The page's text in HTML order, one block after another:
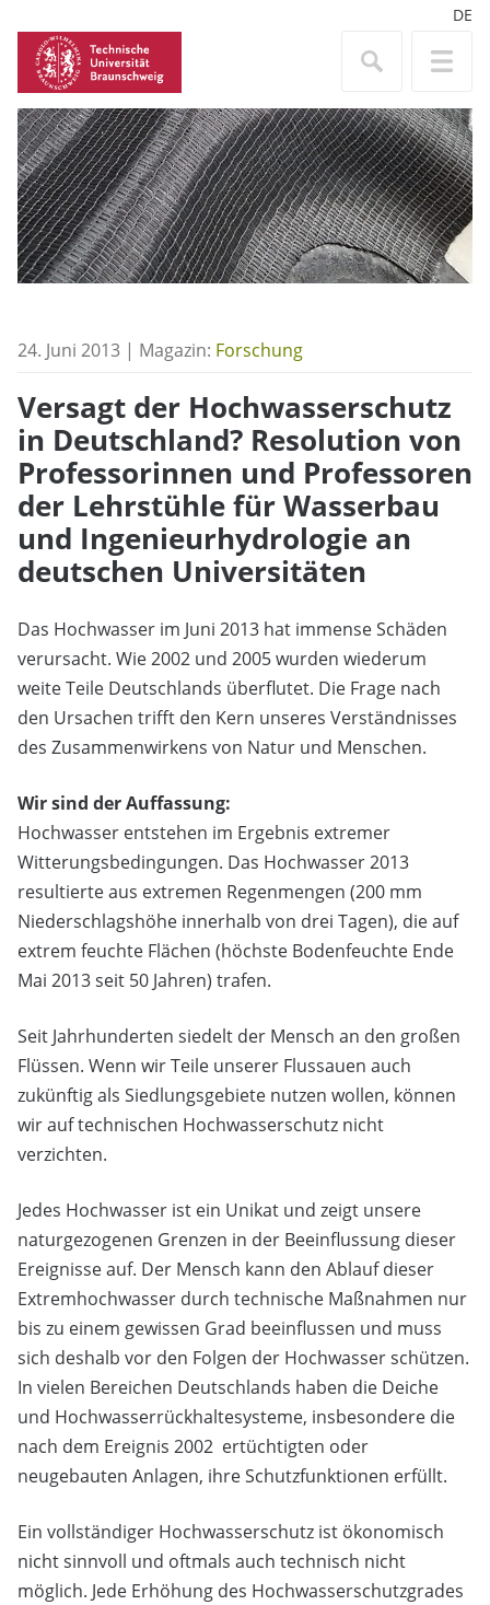
DE
24. Juni 2013 | Magazin: Forschung
Versagt der Hochwasserschutz
in Deutschland? Resolution von
Professorinnen und Professoren
der Lehrstühle für Wasserbau
und Ingenieurhydrologie an
deutschen Universitäten
Das Hochwasser im Juni 2013 hat immense Schäden
verursacht. Wie 2002 und 2005 wurden wiederum
weite Teile Deutschlands überflutet. Die Frage nach
den Ursachen trifft den Kern unseres Verständnisses
des Zusammenwirkens von Natur und Menschen.
Wir sind der Auffassung:
Hochwasser entstehen im Ergebnis extremer
Witterungsbedingungen. Das Hochwasser 2013
resultierte aus extremen Regenmengen (200 mm
Niederschlagshöhe innerhalb von drei Tagen), die auf
extrem feuchte Flächen (höchste Bodenfeuchte Ende
Mai 2013 seit 50 Jahren) trafen.
Seit Jahrhunderten siedelt der Mensch an den großen
Flüssen. Wenn wir Teile unserer Flussauen auch
zukünftig als Siedlungsgebiete nutzen wollen, können
wir auf technischen Hochwasserschutz nicht
verzichten.
Jedes Hochwasser ist ein Unikat und zeigt unsere
naturgezogenen Grenzen in der Beeinflussung dieser
Ereignisse auf. Der Mensch kann den Ablauf dieser
Extremhochwasser durch technische Maßnahmen nur
bis zu einem gewissen Grad beeinflussen und muss
sich deshalb vor den Folgen der Hochwasser schützen.
In vielen Bereichen Deutschlands haben die Deiche
und Hochwasserrückhaltesysteme, insbesondere die
nach dem Ereignis 2002 ertüchtigten oder
neugebauten Anlagen, ihre Schutzfunktionen erfüllt.
Ein vollständiger Hochwasserschutz ist ökonomisch
nicht sinnvoll und oftmals auch technisch nicht
möglich. Jede Erhöhung des Hochwasserschutzgrades